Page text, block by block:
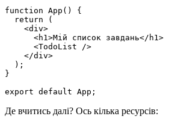
function App() {
}
export default App;
Де вчитись далі? Ось кілька ресурсів: